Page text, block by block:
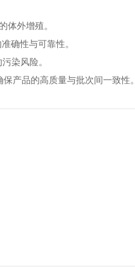
体外增殖。
确性与可靠性。
染风险。
产品的高质量与批次间一致性。